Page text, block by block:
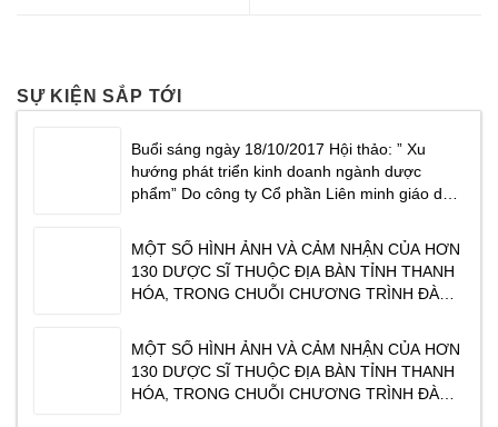
SỰ KIỆN SẮP TỚI
Buổi sáng ngày 18/10/2017 Hội thảo: ” Xu
hướng phát triển kinh doanh ngành dược
phẩm” Do công ty Cổ phần Liên minh giáo dục
dược phẩm Traphaco tổ chức tại Khách sạn
CenDelux Hotel Thành phố Tuy Hoà Tỉnh Phú
Yên. Tạ
MỘT SỐ HÌNH ẢNH VÀ CẢM NHẬN CỦA HƠN
130 DƯỢC SĨ THUỘC ĐỊA BÀN TỈNH THANH
HÓA, TRONG CHUỖI CHƯƠNG TRÌNH ĐÀO
DOANH NGÀNH DƯỢC PHẨM NĂM 2017″ DO
CHUYÊN GIA TÂM THÁI ĐỖ VĂN DŨNG CHIA
SẺ. CHƯƠNG TRÌNH ĐƯỢC TỔ CHỨC VÀO
SÁNG NGÀY
MỘT SỐ HÌNH ẢNH VÀ CẢM NHẬN CỦA HƠN
130 DƯỢC SĨ THUỘC ĐỊA BÀN TỈNH THANH
HÓA, TRONG CHUỖI CHƯƠNG TRÌNH ĐÀO